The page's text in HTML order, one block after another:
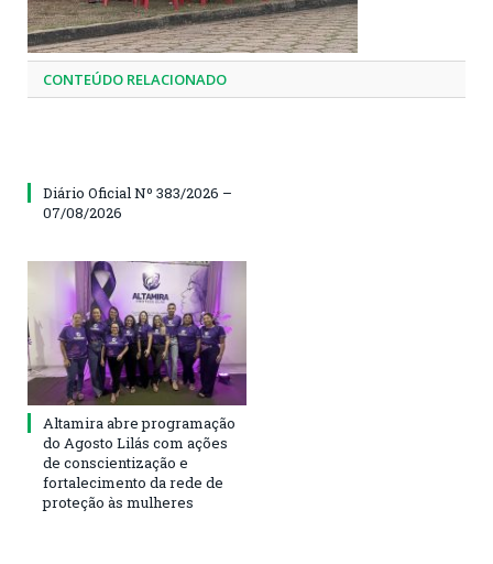
CONTEÚDO RELACIONADO
Diário Oficial Nº 383/2026 –
07/08/2026
Altamira abre programação
do Agosto Lilás com ações
de conscientização e
fortalecimento da rede de
proteção às mulheres